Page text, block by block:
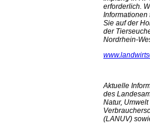
erforderlich.
Informationen
Sie auf der
der
Nordrhein-
Aktuelle
des
Natur, Umwelt
(LANUV)